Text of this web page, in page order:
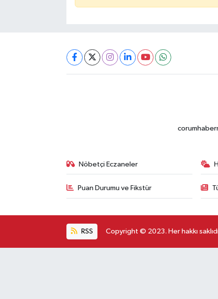
Nöbetçi Eczaneler
Puan Durumu ve Fikstür
RSS Copyright © 2023. Her hakkı